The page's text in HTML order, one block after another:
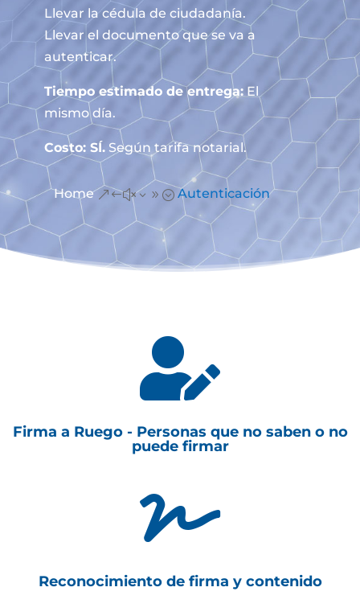
Llevar la cédula de ciudadanía.
Llevar el documento que se va a
autenticar.
Tiempo estimado de entrega:El
mismo día.
Costo: SÍ.Según tarifa notarial.
Home &#x39; Autenticación

Firma a Ruego - Personas que no saben o no
puede firmar

Reconocimiento de firma y contenido